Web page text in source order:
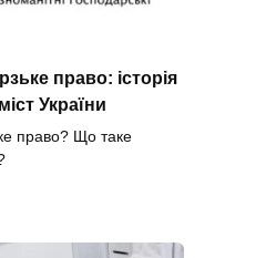
право: історія
України
право? Що таке